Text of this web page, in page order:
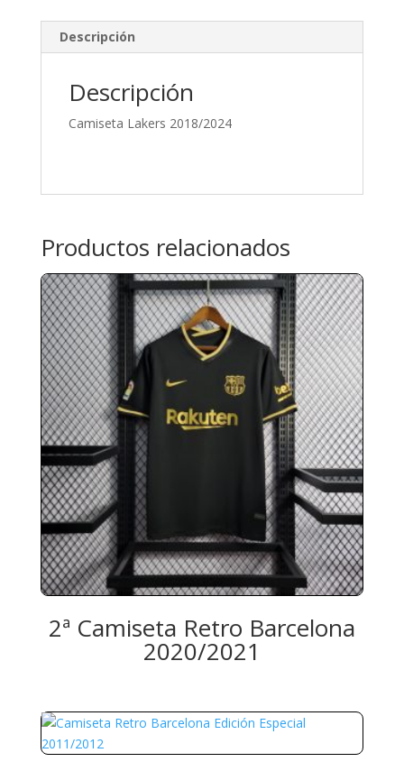
Descripción
Descripción
Camiseta Lakers 2018/2024
Productos relacionados
2ª Camiseta Retro Barcelona
2020/2021